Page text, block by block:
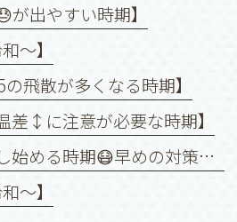
が出やすい時期】
〜】
の飛散が多くなる時期】
差↕️に注意が必要な時期】
【2月👹花粉が飛散し始める時期😷早めの対策を❗️】
〜】